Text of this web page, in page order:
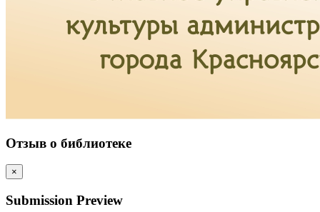
Отзыв о библиотеке
×
Submission Preview